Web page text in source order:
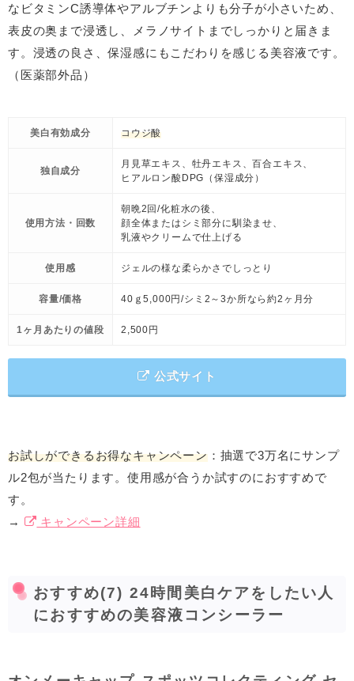
なビタミンC誘導体やアルブチンよりも分子が小さいため、
表皮の奥まで浸透し、メラノサイトまでしっかりと届きま
す。浸透の良さ、保湿感にもこだわりを感じる美容液です。
（医薬部外品）
美白有効成分 コウジ酸
独自成分
月見草エキス、牡丹エキス、百合エキス、
ヒアルロン酸DPG（保湿成分）
使用方法・回数
朝晩2回/化粧水の後、
顔全体またはシミ部分に馴染ませ、
乳液やクリームで仕上げる
使用感 ジェルの様な柔らかさでしっとり
容量/価格 40ｇ5,000円/シミ2～3か所なら約2ヶ月分
1ヶ月あたりの値段 2,500円
公式サイト
お試しができるお得なキャンペーン：抽選で3万名にサンプ
ル2包が当たります。使用感が合うか試すのにおすすめで
す。
→
キャンペーン詳細
おすすめ(7) 24時間美白ケアをしたい人
におすすめの美容液コンシーラー